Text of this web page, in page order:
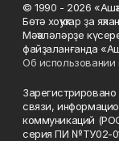
© 1990 - 2026
Бөтә хоҡуҡтар ҙа
Мәҡәләләрҙе
файҙаланғанда
Об использовании
связи,
коммуникаций
серия ПИ №ТУ02-